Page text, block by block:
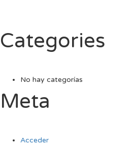
Categories
No hay categorías
Meta
Acceder